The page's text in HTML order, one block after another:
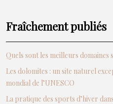
Fraîchement publiés
Quels sont les meilleurs domaines
Les dolomites : un site naturel
mondial de l’UNESCO
La pratique des sports d’hiver